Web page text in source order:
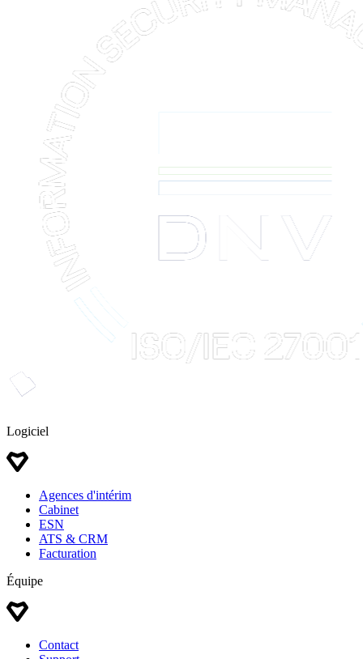
Logiciel
Agences d'intérim
Cabinet
ESN
ATS & CRM
Facturation
Équipe
Contact